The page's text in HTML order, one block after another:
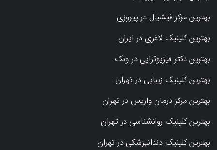
بهترین مرکز فیشیال در پیروزی
بهترین کلینیک لاغری در ایران
بهترین دکتر فیزیوتراپی در ونک
بهترین کلینیک زیبایی در تهران
بهترین مرکز درمان واریس در تهران
بهترین کلینیک روانشناسی در تهران
بهترین کلینیک دندانپزشکی در تهران